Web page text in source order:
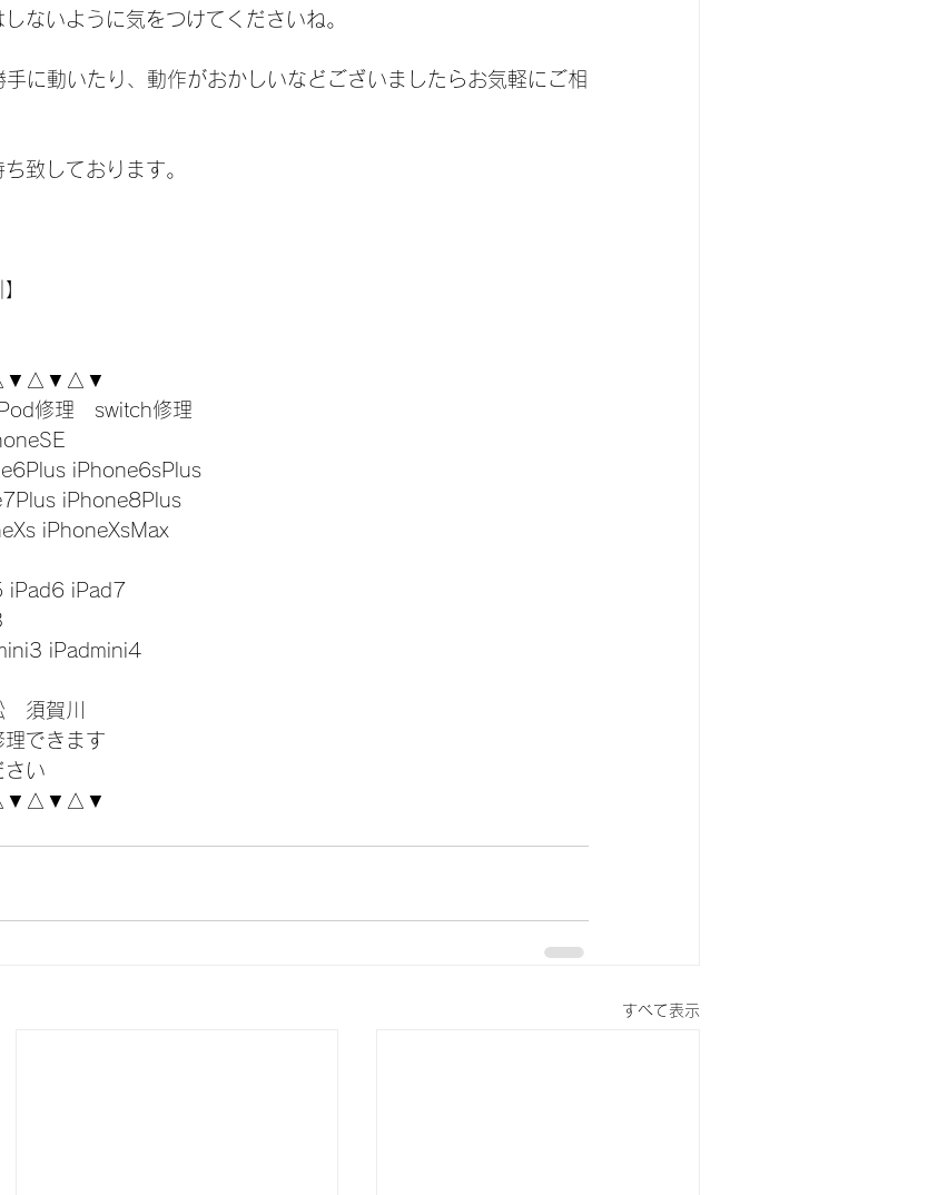
ないように気をつけてくださいね。
に動いたり、動作がおかしいなどございましたらお気軽にご相
致しております。
修理　switch修理
iPhone6sPlus
iPhone8Plus
iPhoneXsMax
iPad6 iPad7
iPadmini4
須賀川
理できます
さい
すべて表示